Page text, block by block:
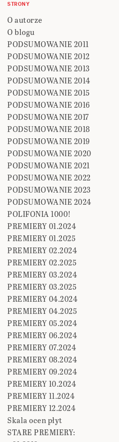
STRONY
O autorze
O blogu
PODSUMOWANIE 2011
PODSUMOWANIE 2012
PODSUMOWANIE 2013
PODSUMOWANIE 2014
PODSUMOWANIE 2015
PODSUMOWANIE 2016
PODSUMOWANIE 2017
PODSUMOWANIE 2018
PODSUMOWANIE 2019
PODSUMOWANIE 2020
PODSUMOWANIE 2021
PODSUMOWANIE 2022
PODSUMOWANIE 2023
PODSUMOWANIE 2024
POLIFONIA 1000!
PREMIERY 01.2024
PREMIERY 01.2025
PREMIERY 02.2024
PREMIERY 02.2025
PREMIERY 03.2024
PREMIERY 03.2025
PREMIERY 04.2024
PREMIERY 04.2025
PREMIERY 05.2024
PREMIERY 06.2024
PREMIERY 07.2024
PREMIERY 08.2024
PREMIERY 09.2024
PREMIERY 10.2024
PREMIERY 11.2024
PREMIERY 12.2024
Skala ocen płyt
STARE PREMIERY: